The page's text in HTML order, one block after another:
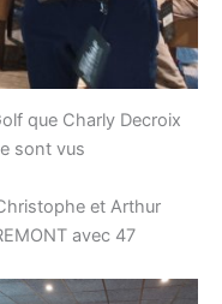
que Charly Decroix
sont vus
et Arthur
avec 47